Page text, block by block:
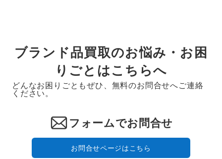
ブランド品買取のお悩み・お困
りごとはこちらへ
どんなお困りごともぜひ、無料のお問合せへご連絡
ください。
フォームでお問合せ
お問合せページはこちら